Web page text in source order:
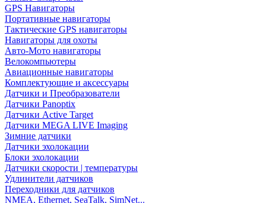
GPS Навигаторы
Портативные навигаторы
Тактические GPS навигаторы
Навигаторы для охоты
Авто-Мото навигаторы
Велокомпьютеры
Авиационные навигаторы
Комплектующие и аксессуары
Датчики и Преобразователи
Датчики Panoptix
Датчики Active Target
Датчики MEGA LIVE Imaging
Зимние датчики
Датчики эхолокации
Блоки эхолокации
Датчики скорости | температуры
Удлинители датчиков
Переходники для датчиков
NMEA, Ethernet, SeaTalk, SimNet...